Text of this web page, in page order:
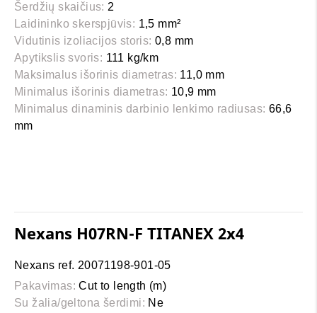
Šerdžių skaičius: 2
Laidininko skerspjūvis: 1,5 mm²
Vidutinis izoliacijos storis: 0,8 mm
Apytikslis svoris: 111 kg/km
Maksimalus išorinis diametras: 11,0 mm
Minimalus išorinis diametras: 10,9 mm
Minimalus dinaminis darbinio lenkimo radiusas: 66,6
mm
Nexans H07RN-F TITANEX 2x4
Nexans ref. 20071198-901-05
Pakavimas: Cut to length (m)
Su žalia/geltona šerdimi: Ne